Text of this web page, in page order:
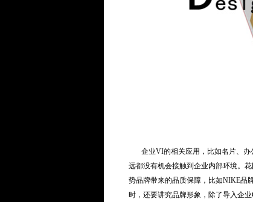
企业VI的相关应用，比如名片、办
远都没有机会接触到企业内部环境。
势品牌带来的品质保障，比如NIKE品
时，还要讲究品牌形象，除了导入企